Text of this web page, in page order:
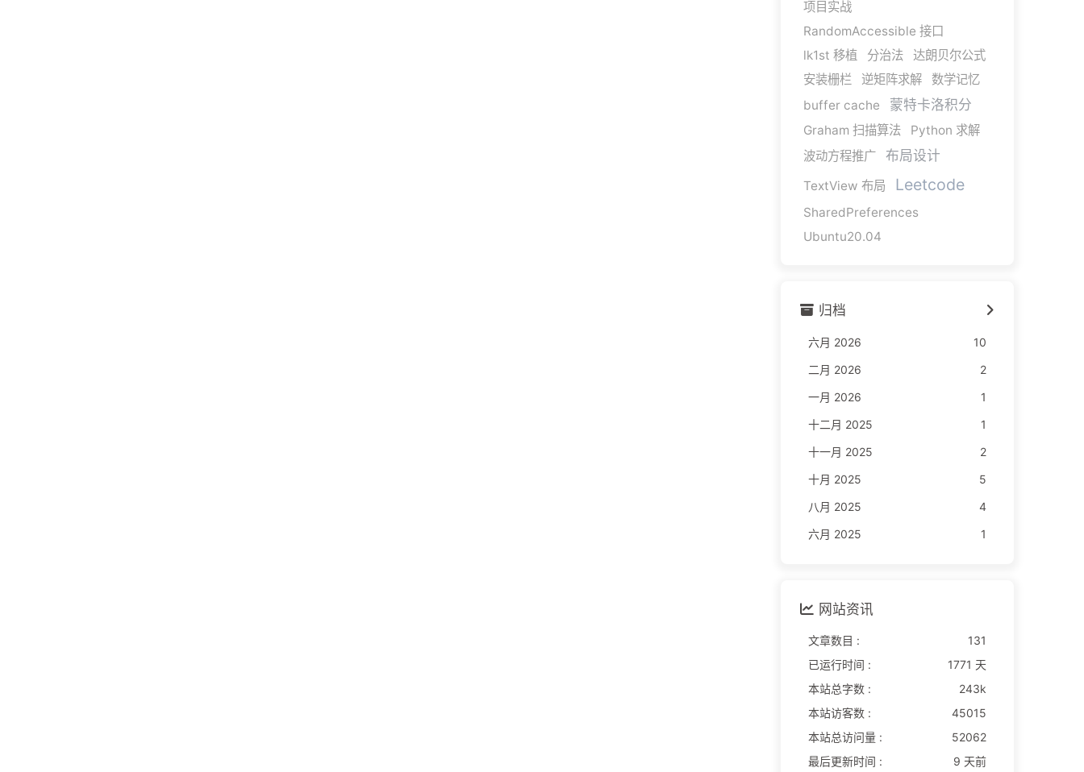
项目实战
RandomAccessible 接口
lk1st 移植
分治法
达朗贝尔公式
安装栅栏
逆矩阵求解
数学记忆
buffer cache
蒙特卡洛积分
Graham 扫描算法
Python 求解
波动方程推广
布局设计
TextView 布局 Leetcode
SharedPreferences
Ubuntu20.04
归档
六月 2026
10
二月 2026
2
一月 2026
1
十二月 2025
1
十一月 2025
2
十月 2025
5
八月 2025
4
六月 2025
1
网站资讯
文章数目 :
131
已运行时间 :
1771 天
本站总字数 :
243k
本站访客数 :
45015
本站总访问量 :
52062
最后更新时间 :
9 天前